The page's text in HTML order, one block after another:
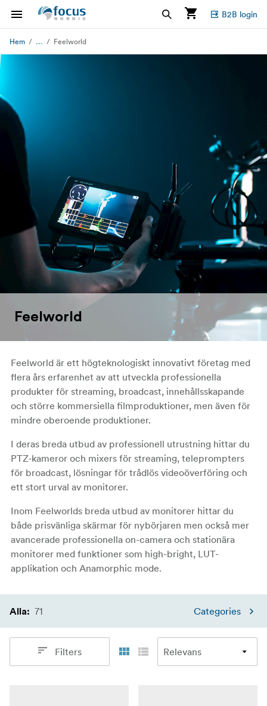
B2B login
Hem ... Feelworld
Feelworld
Feelworld är ett högteknologiskt innovativt företag med
flera års erfarenhet av att utveckla professionella
produkter för streaming, broadcast, innehållsskapande
och större kommersiella filmproduktioner, men även för
mindre oberoende produktioner.
I deras breda utbud av professionell utrustning hittar du
PTZ-kameror och mixers för streaming, teleprompters
för broadcast, lösningar för trådlös videoöverföring och
ett stort urval av monitorer.
Inom Feelworlds breda utbud av monitorer hittar du
både prisvänliga skärmar för nybörjaren men också mer
avancerade professionella on-camera och stationära
monitorer med funktioner som high-bright, LUT-
applikation och Anamorphic mode.
Alla: 71 Categories
Filters